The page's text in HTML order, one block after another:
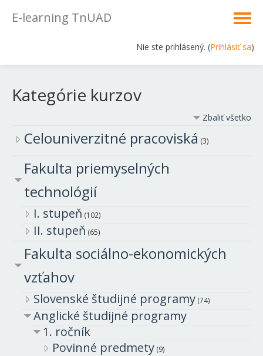
E-learning TnUAD
Nie ste prihlásený. (Prihlásiť sa)
Kategórie kurzov
Zbaliť všetko
Celouniverzitné pracoviská (3)
Fakulta priemyselných
technológií
I. stupeň (102)
II. stupeň (65)
Fakulta sociálno-ekonomických
vzťahov
Slovenské študijné programy (74)
Anglické študijné programy
1. ročník
Povinné predmety (9)